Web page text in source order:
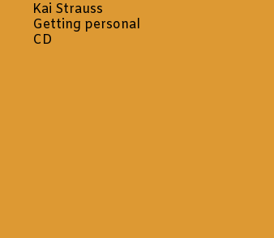
Kai Strauss
Getting personal
CD